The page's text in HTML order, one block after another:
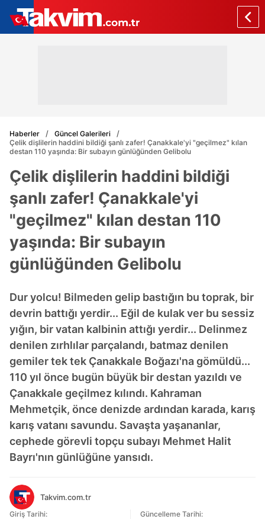
Haberler
Güncel Galerileri
Çelik dişlilerin haddini bildiği şanlı zafer! Çanakkale'yi "geçilmez" kılan
destan 110 yaşında: Bir subayın günlüğünden Gelibolu
Çelik dişlilerin haddini bildiği
şanlı zafer! Çanakkale'yi
"geçilmez" kılan destan 110
yaşında: Bir subayın
günlüğünden Gelibolu
Dur yolcu! Bilmeden gelip bastığın bu toprak, bir
devrin battığı yerdir... Eğil de kulak ver bu sessiz
yığın, bir vatan kalbinin attığı yerdir... Delinmez
denilen zırhlılar parçalandı, batmaz denilen
gemiler tek tek Çanakkale Boğazı'na gömüldü...
110 yıl önce bugün büyük bir destan yazıldı ve
Çanakkale geçilmez kılındı. Kahraman
Mehmetçik, önce denizde ardından karada, karış
karış vatanı savundu. Savaşta yaşananlar,
cephede görevli topçu subayı Mehmet Halit
Bayrı'nın günlüğüne yansıdı.
Takvim.com.tr
Giriş Tarihi:
Güncelleme Tarihi: